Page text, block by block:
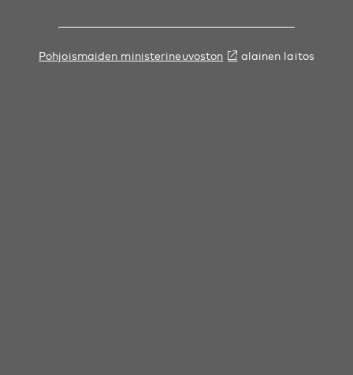
Pohjoismaiden ministerineuvoston alainen laitos